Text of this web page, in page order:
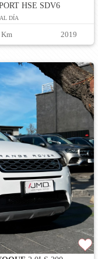
HSE SDV6
DÍA
2019